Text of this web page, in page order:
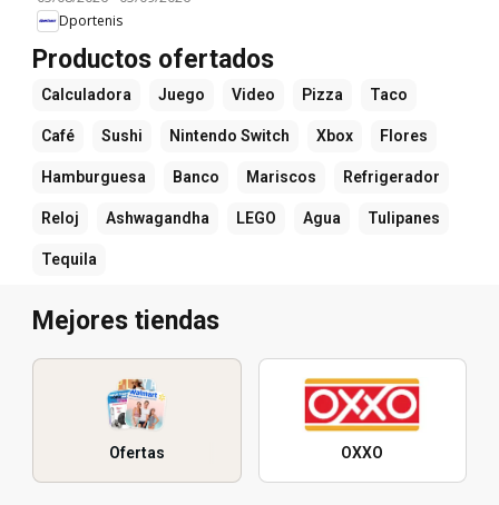
Dportenis
Productos ofertados
Calculadora Juego Video Pizza Taco
Café Sushi Nintendo Switch Xbox Flores
Hamburguesa Banco Mariscos Refrigerador
Reloj Ashwagandha LEGO Agua Tulipanes
Tequila
Mejores tiendas
Ofertas OXXO